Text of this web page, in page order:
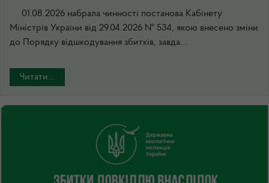
01.08.2026 набрала чинності постанова Кабінету
Міністрів України від 29.04.2026 № 534, якою внесено зміни
до Порядку відшкодування збитків, завда...
Читати...